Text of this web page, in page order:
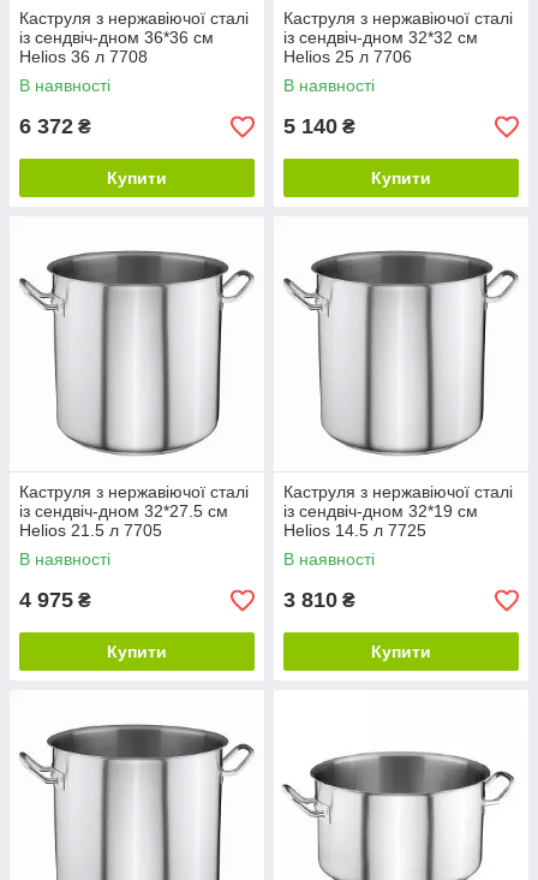
Каструля з нержавіючої сталі
із сендвіч-дном 36*36 см
Helios 36 л 7708
В наявності
6 372 ₴
Купити
Каструля з нержавіючої сталі
із сендвіч-дном 32*32 см
Helios 25 л 7706
В наявності
5 140 ₴
Купити
Каструля з нержавіючої сталі
із сендвіч-дном 32*27.5 см
Helios 21.5 л 7705
В наявності
4 975 ₴
Купити
Каструля з нержавіючої сталі
із сендвіч-дном 32*19 см
Helios 14.5 л 7725
В наявності
3 810 ₴
Купити